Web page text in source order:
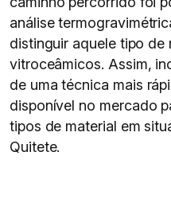
análise
distinguir aquele tipo de
vitroceâmicos. Assim,
de uma técnica mais
disponível no mercado
tipos de material em
Quitete.